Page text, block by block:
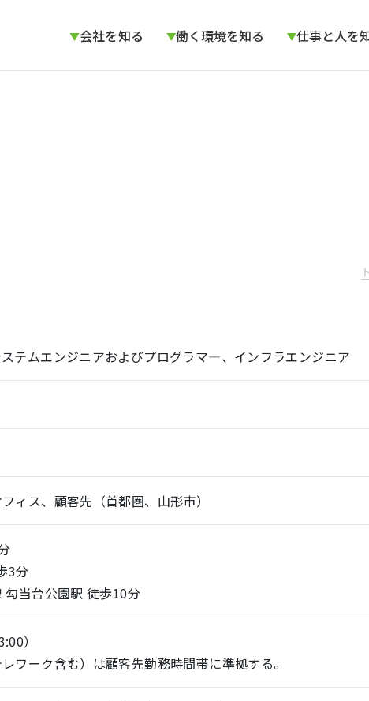
会社を知る 働く環境を知る 仕事と人を
テムエンジニアおよびプログラマ―、インフラエンジニア
ィス、顧客先（首都圏、山形市）
3分
当台公園駅 徒歩10分
）
ワーク含む）は顧客先勤務時間帯に準拠する。